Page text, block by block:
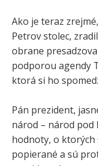
Ako je teraz
Petrov stolec,
obrane
podporou agendy
ktorá si ho
Pán prezident,
národ – národ pod
hodnoty, o ktorých
popierané a sú